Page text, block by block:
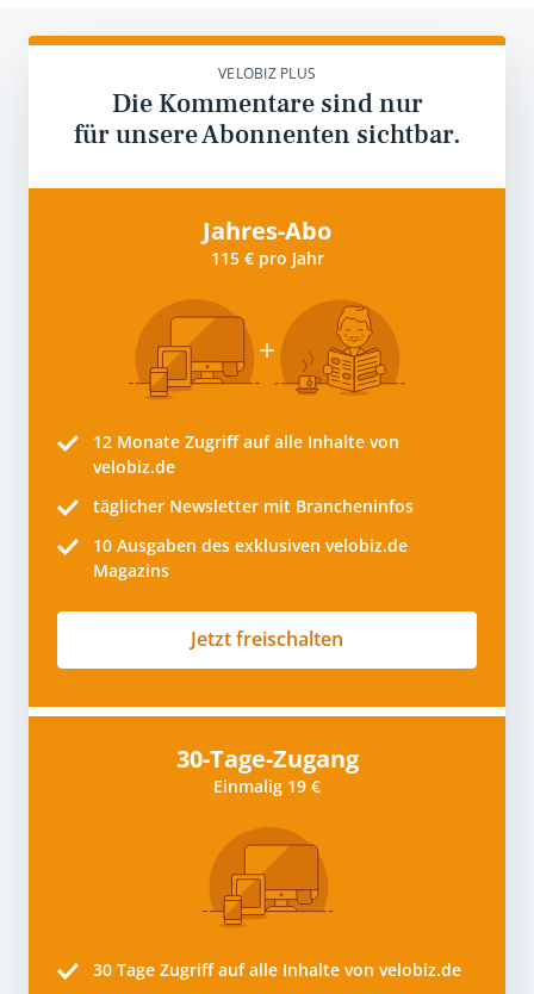
VELOBIZ PLUS
Die Kommentare sind nur
für unsere Abonnenten sichtbar.
Jahres-Abo
115 € pro Jahr
12 Monate Zugriff auf alle Inhalte von
velobiz.de
täglicher Newsletter mit Brancheninfos
10 Ausgaben des exklusiven velobiz.de
Magazins
Jetzt freischalten
30-Tage-Zugang
Einmalig 19 €
30 Tage Zugriff auf alle Inhalte von velobiz.de